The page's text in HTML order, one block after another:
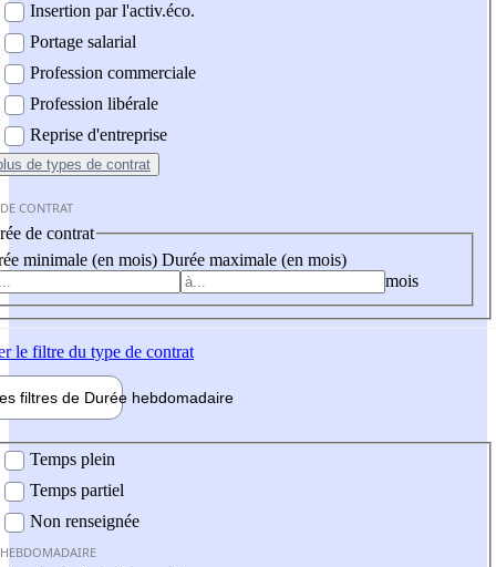
Insertion par l'activ.éco.
Portage salarial
Profession commerciale
Profession libérale
Reprise d'entreprise
de types de contrat
CONTRAT
de contrat
minimale (en mois) Durée maximale (en mois)
mois
le filtre du type de contrat
filtres de Durée hebdomadaire
Temps plein
Temps partiel
Non renseignée